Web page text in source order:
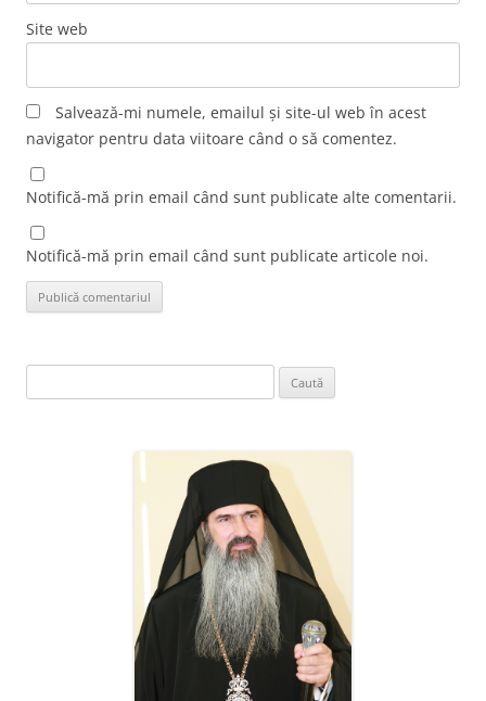
Site web
Salvează-mi numele, emailul și site-ul web în acest
navigator pentru data viitoare când o să comentez.
Notifică-mă prin email când sunt publicate alte comentarii.
Notifică-mă prin email când sunt publicate articole noi.
după: